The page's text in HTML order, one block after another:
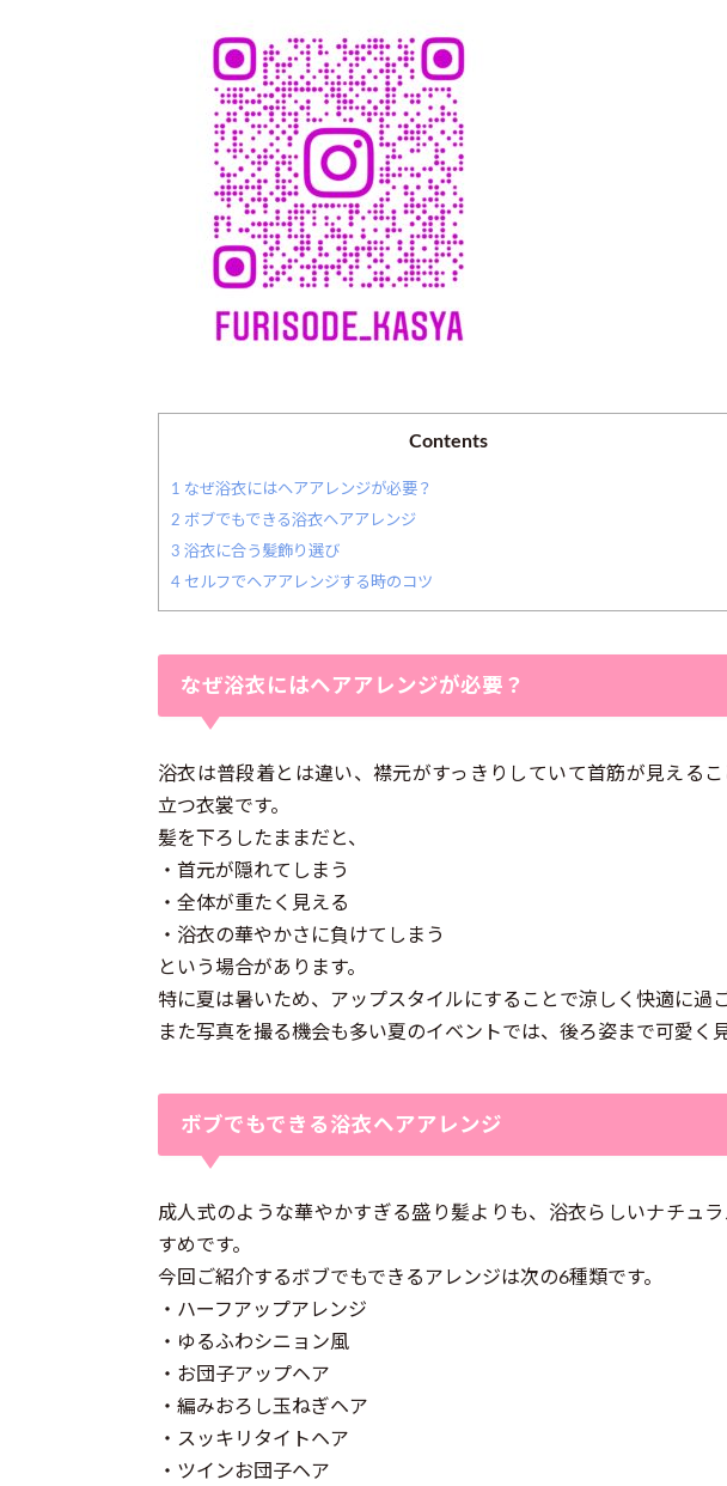
Contents
1 なぜ浴衣にはヘアアレンジが必要？
2 ボブでもできる浴衣ヘアアレンジ
3 浴衣に合う髪飾り選び
4 セルフでヘアアレンジする時のコツ
なぜ浴衣にはヘアアレンジが必要？
浴衣は普段着とは違い、襟元がすっきりしていて首筋が見える
立つ衣裳です。
髪を下ろしたままだと、
・首元が隠れてしまう
・全体が重たく見える
・浴衣の華やかさに負けてしまう
という場合があります。
特に夏は暑いため、アップスタイルにすることで涼しく快適に過
また写真を撮る機会も多い夏のイベントでは、後ろ姿まで可愛く
ボブでもできる浴衣ヘアアレンジ
成人式のような華やかすぎる盛り髪よりも、浴衣らしいナチュ
すめです。
今回ご紹介するボブでもできるアレンジは次の6種類です。
・ハーフアップアレンジ
・ゆるふわシニョン風
・お団子アップヘア
・編みおろし玉ねぎヘア
・スッキリタイトヘア
・ツインお団子ヘア